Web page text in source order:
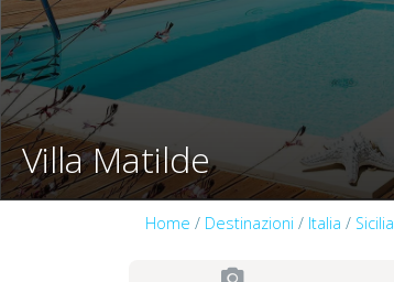
Villa Matilde
Home / Destinazioni / Italia / Sicilia